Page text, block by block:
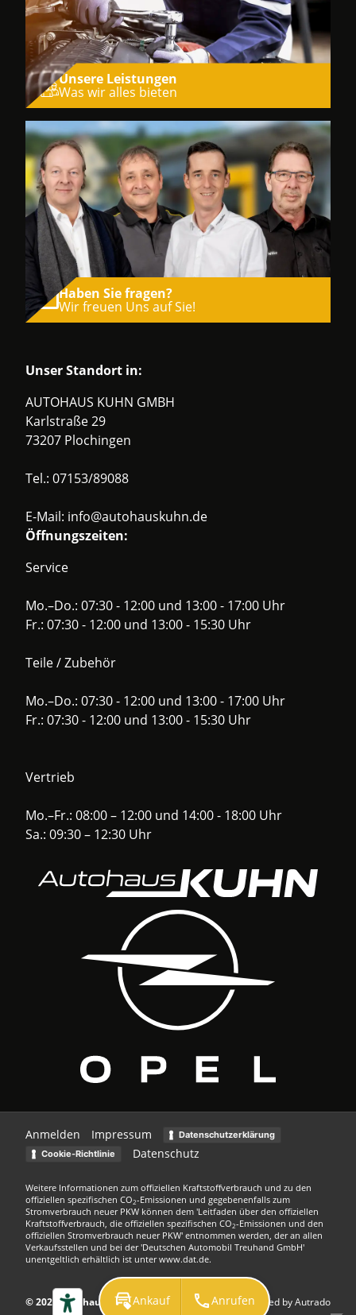
Unsere Leistungen
Was wir alles bieten
Haben Sie fragen?
Wir freuen Uns auf Sie!
Unser Standort in:
AUTOHAUS KUHN GMBH
Karlstraße 29
73207 Plochingen
Tel.: 07153/89088
E-Mail: info@autohauskuhn.de
Öffnungszeiten:
Service
Mo.–Do.: 07:30 - 12:00 und 13:00 - 17:00 Uhr
Fr.: 07:30 - 12:00 und 13:00 - 15:30 Uhr
Teile / Zubehör
Mo.–Do.: 07:30 - 12:00 und 13:00 - 17:00 Uhr
Fr.: 07:30 - 12:00 und 13:00 - 15:30 Uhr
Vertrieb
Mo.–Fr.: 08:00 – 12:00 und 14:00 - 18:00 Uhr
Sa.: 09:30 – 12:30 Uhr
Anmelden Impressum
Datenschutzerklärung
Cookie-Richtlinie
Datenschutz
Weitere Informationen zum offiziellen Kraftstoffverbrauch und zu den
offiziellen spezifischen CO2-Emissionen und gegebenenfalls zum
Stromverbrauch neuer PKW können dem 'Leitfaden über den offiziellen
Kraftstoffverbrauch, die offiziellen spezifischen CO2-Emissionen und den
offiziellen Stromverbrauch neuer PKW' entnommen werden, der an allen
Verkaufsstellen und bei der 'Deutschen Automobil Treuhand GmbH'
unentgeltlich erhältlich ist unter www.dat.de.
© 2026Autohaus Kuhn GmbH Powered by Autrado
Ankauf Anrufen